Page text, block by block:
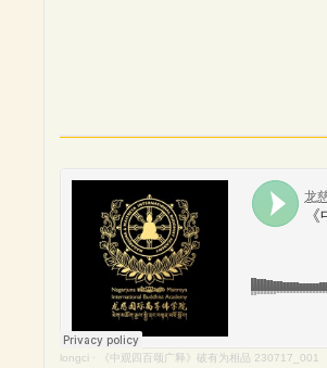
longci · 《中观四百颂广释》破有为相品 230717_001